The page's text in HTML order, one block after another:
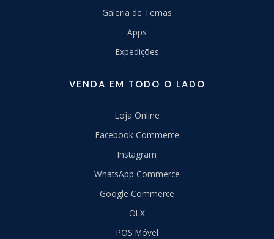
Galeria de Temas
Apps
Expedições
VENDA EM TODO O LADO
Loja Online
Facebook Commerce
Instagram
WhatsApp Commerce
Google Commerce
OLX
POS Móvel